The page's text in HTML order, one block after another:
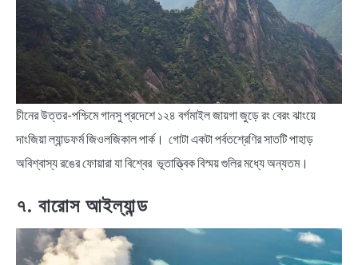
চীনের উত্তর-পশ্চিমে গানসু প্রদেশে ১২৪ বর্গমাইল জায়গা জুড়ে রং বেরং ঝাংয়ে
দাংজিয়া ল্যান্ডফর্ম জিওলজিকাল পার্ক। গোটা একটা পর্বতশ্রেণির সাতটি পাহাড়
অবিশ্বাস্য রঙের ফোয়ারা যা বিশ্বের ভূতাত্ত্বিক বিস্ময় গুলির মধ্যে অন্যতম।
৭. বারোস আইল্যান্ড